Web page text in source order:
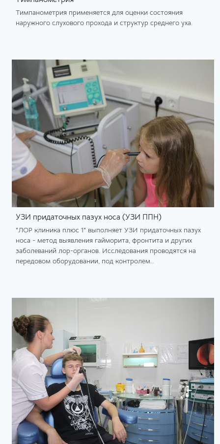
Тимпанометрия применяется для оценки состояния
наружного слухового прохода и структур среднего уха.
УЗИ придаточных пазух носа (УЗИ ППН)
"ЛОР клиника плюс 1" выполняет УЗИ придаточных пазух
носа - метод выявления гайморита, фронтита и других
заболеваний лор-органов. Исследования проводятся на
передовом оборудовании, под контролем